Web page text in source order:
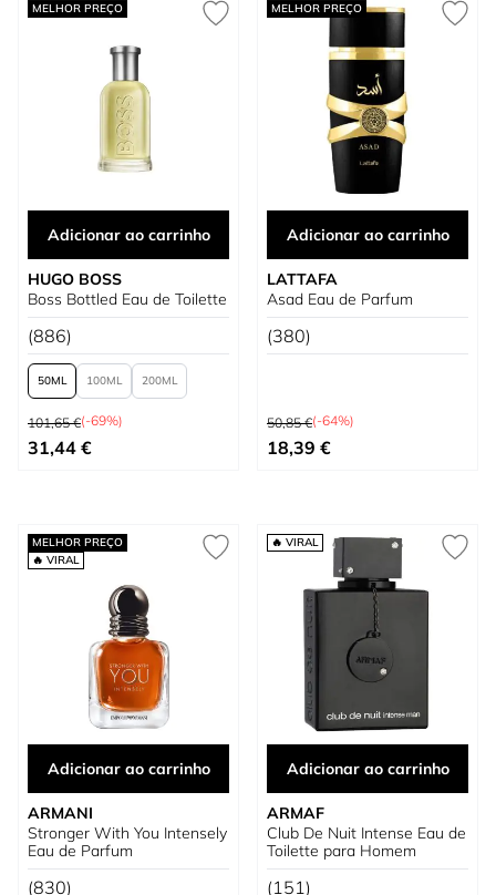
MELHOR PREÇO
Adicionar ao carrinho
HUGO BOSS
Boss Bottled Eau de Toilette
(886)
50 100 200
Preço Normal
101,65 €(-69%)
Tão baixo quanto
31,44 €
MELHOR PREÇO
Adicionar ao carrinho
LATTAFA
Asad Eau de Parfum
(380)
Preço Normal
50,85 €(-64%)
Preço Especial
18,39 €
MELHOR PREÇO
🔥 VIRAL
Adicionar ao carrinho
ARMANI
Stronger With You Intensely
Eau de Parfum
(830)
🔥 VIRAL
Adicionar ao carrinho
ARMAF
Club De Nuit Intense Eau de
Toilette para Homem
(151)